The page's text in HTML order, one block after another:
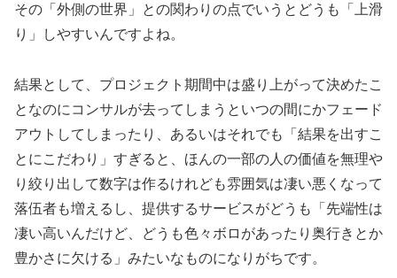
その「外側の世界」との関わりの点でいうとどうも「上滑
り」しやすいんですよね。
結果として、プロジェクト期間中は盛り上がって決めたこ
となのにコンサルが去ってしまうといつの間にかフェード
アウトしてしまったり、あるいはそれでも「結果を出すこ
とにこだわり」すぎると、ほんの一部の人の価値を無理や
り絞り出して数字は作るけれども雰囲気は凄い悪くなって
落伍者も増えるし、提供するサービスがどうも「先端性は
凄い高いんだけど、どうも色々ボロがあったり奥行きとか
豊かさに欠ける」みたいなものになりがちです。